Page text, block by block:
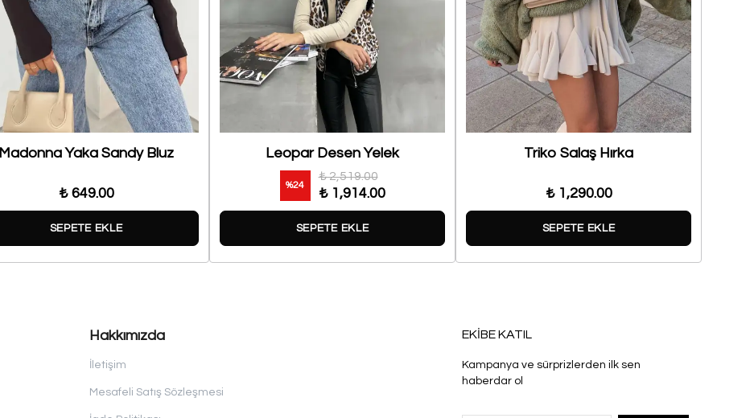
Madonna Yaka Sandy Bluz
₺ 649.00
SEPETE EKLE
Leopar Desen Yelek
%24
₺ 2,519.00
₺ 1,914.00
SEPETE EKLE
Triko Salaş Hırka
₺ 1,290.00
SEPETE EKLE
Hakkımızda
İletişim
Mesafeli Satış Sözleşmesi
EKİBE KATIL
Kampanya ve sürprizlerden ilk sen
haberdar ol